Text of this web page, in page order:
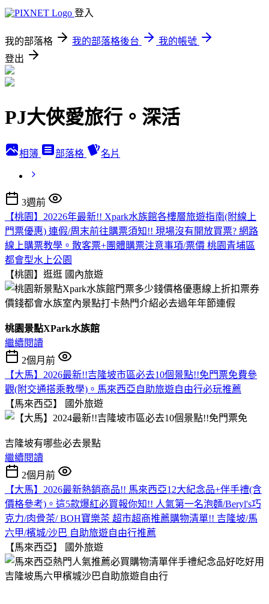
登入
我的部落格 我的部落格後台
我的帳號
登出
PJ大俠愛旅行。深活
相簿 部落格 名片
3週前
【桃園】20226年最新!! Xpark水族館各樓層旅遊指南(附線上
門票優惠) 連假/周末前往購票須知!! 現場沒有開放買票? 網路
線上購票教學。散客票+團體購票注意事項/票價 桃園青埔區
都會型水上公園
【桃園】逛逛 國內旅遊
桃園景點XPark水族館
繼續閱讀
2個月前
【大馬】2026最新!!吉隆坡市區必去10個景點!!免門票免費參
觀(附交通搭乘教學)。馬來西亞自助旅遊自由行必玩推薦
【馬來西亞】
國外旅遊
吉隆坡有哪些必去景點
繼續閱讀
2個月前
【大馬】2026最新熱銷商品!! 馬來西亞12大紀念品+伴手禮(含
價格參考)。這5款爆紅必買報你知!! 人氣第一名泡麵/Beryl's巧
克力/肉骨茶/ BOH寶樂茶 超市超商推薦購物清單!! 吉隆坡/馬
六甲/檳城/沙巴 自助旅遊自由行推薦
【馬來西亞】
國外旅遊